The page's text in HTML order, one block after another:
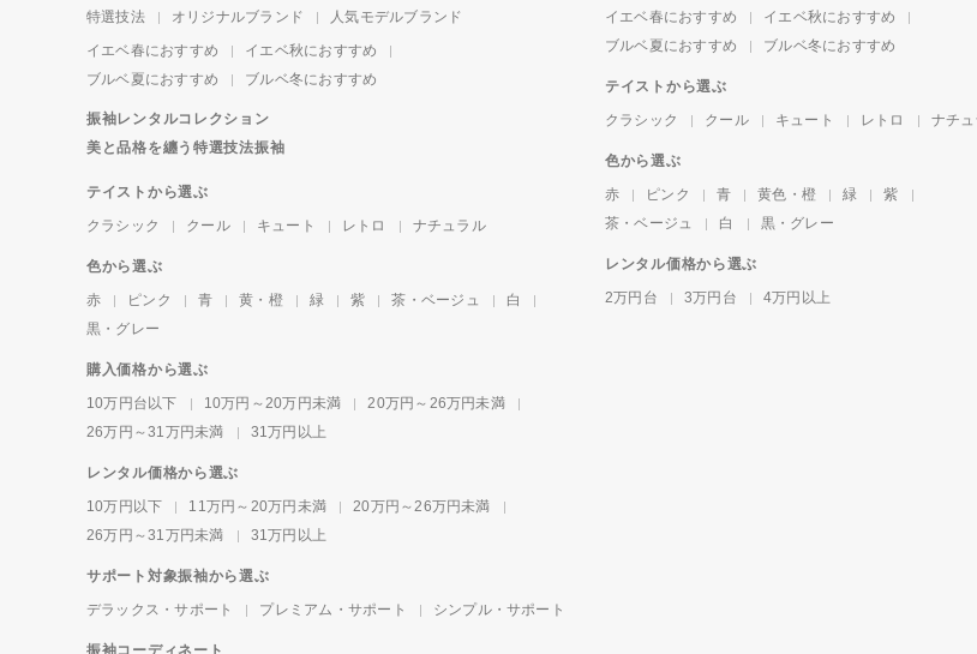
特選技法 オリジナルブランド
人気モデルブランド
イエベ春におすすめ
イエベ秋におすすめ
ブルベ夏におすすめ
ブルベ冬におすすめ
振袖レンタルコレクション
美と品格を纏う特選技法振袖
テイストから選ぶ
クラシック
クール キュート レトロ ナチュラル
色から選ぶ
赤
ピンク 青 黄・橙 緑 紫 茶・ベージュ
白
黒・グレー
購入価格から選ぶ
10万円台以下
10万円～20万円未満
20万円～26万円未満
26万円～31万円未満
31万円以上
レンタル価格から選ぶ
10万円以下
11万円～20万円未満
20万円～26万円未満
26万円～31万円未満
31万円以上
サポート対象振袖から選ぶ
デラックス・サポート
プレミアム・サポート シンプル・サポート
振袖コーディネート
イエベ春におすすめ
イエベ秋におすすめ
ブルベ夏におすすめ
ブルベ冬におすすめ
テイストから選ぶ
クラシック
クール キュート レトロ ナチ
色から選ぶ
赤
ピンク 青 黄色・橙 緑
紫
茶・ベージュ
白 黒・グレー
レンタル価格から選ぶ
2万円台
3万円台 4万円以上